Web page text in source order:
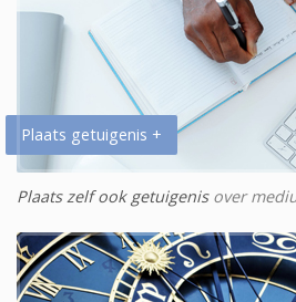
Plaats getuigenis +
Plaats zelf ook getuigenisover